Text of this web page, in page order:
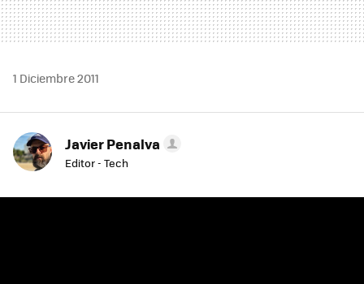
1 Diciembre 2011
Javier Penalva
Editor - Tech